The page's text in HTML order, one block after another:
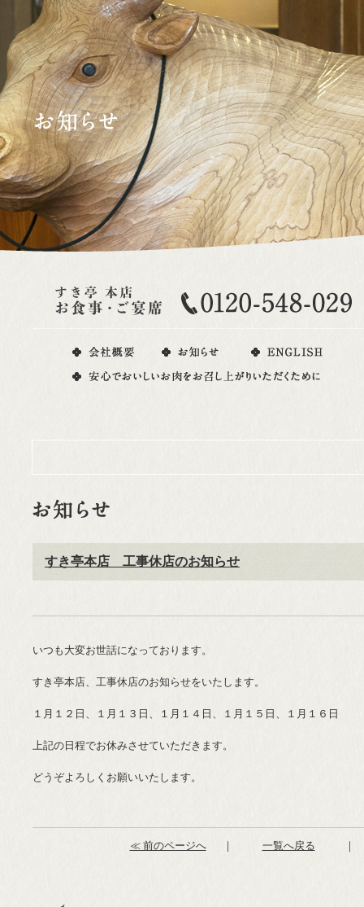
すき亭本店 工事休店のお知らせ
いつも大変お世話になっております。
すき亭本店、工事休店のお知らせをいたします。
１月１２日、１月１３日、１月１４日、１月１５日、１月１６日
上記の日程でお休みさせていただきます。
どうぞよろしくお願いいたします。
≪ 前のページへ ｜ 一覧へ戻る ｜